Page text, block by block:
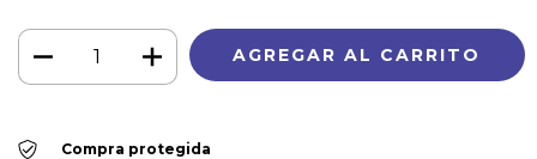
Compra protegida